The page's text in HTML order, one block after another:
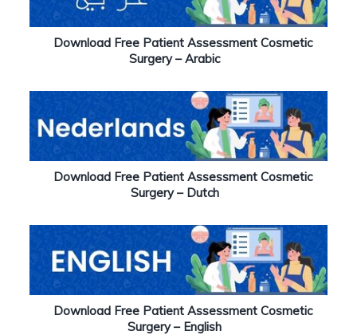
Download Free Patient Assessment Cosmetic
Surgery – Arabic
Download Free Patient Assessment Cosmetic
Surgery – Dutch
Download Free Patient Assessment Cosmetic
Surgery – English